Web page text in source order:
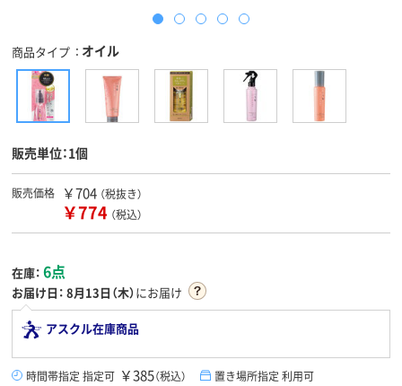
商品タイプ オイル
販売単位：1個
販売価格 ￥704 （税抜き）
￥774 （税込）
在庫： 6点
お届け日： 8月13日（木）にお届け
アスクル在庫商品
時間帯指定 指定可 ￥385（税込） 置き場所指定 利用可